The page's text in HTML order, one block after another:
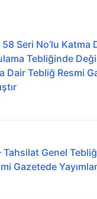
Seri No’lu Katma
Tebliğinde
Dair Tebliğ Resmi
Genel Tebliği
Gazetede